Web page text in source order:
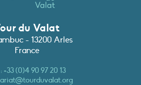
du Valat
- 13200 Arles
France
+33 (0)4 90 97 20 13